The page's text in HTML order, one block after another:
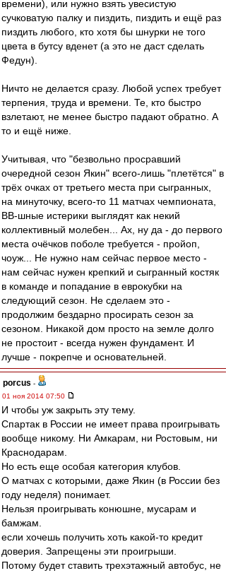
времени), или нужно взять увесистую
сучковатую палку и пиздить, пиздить и ещё раз
пиздить любого, кто хотя бы шнурки не того
цвета в бутсу вденет (а это не даст сделать
Федун).
Ничто не делается сразу. Любой успех требует
терпения, труда и времени. Те, кто быстро
взлетают, не менее быстро падают обратно. А
то и ещё ниже.
Учитывая, что "безвольно просравший
очередной сезон Якин" всего-лишь "плетётся" в
трёх очках от третьего места при сыгранных,
на минуточку, всего-то 11 матчах чемпионата,
ВВ-шные истерики выглядят как некий
коллективный молебен... Ах, ну да - до первого
места очёчков поболе требуется - пройоп,
чоуж... Не нужно нам сейчас первое место -
нам сейчас нужен крепкий и сыгранный костяк
в команде и попадание в еврокубки на
следующий сезон. Не сделаем это -
продолжим бездарно просирать сезон за
сезоном. Никакой дом просто на земле долго
не простоит - всегда нужен фундамент. И
лучше - покрепче и основательней.
porcus -
01 ноя 2014 07:50
И чтобы уж закрыть эту тему.
Спартак в России не имеет права проигрывать
вообще никому. Ни Амкарам, ни Ростовым, ни
Краснодарам.
Но есть еще особая категория клубов.
О матчах с которыми, даже Якин (в России без
году неделя) понимает.
Нельзя проигрывать конюшне, мусарам и
бамжам.
если хочешь получить хоть какой-то кредит
доверия. Запрещены эти проигрыши.
Потому будет ставить трехэтажный автобус, не